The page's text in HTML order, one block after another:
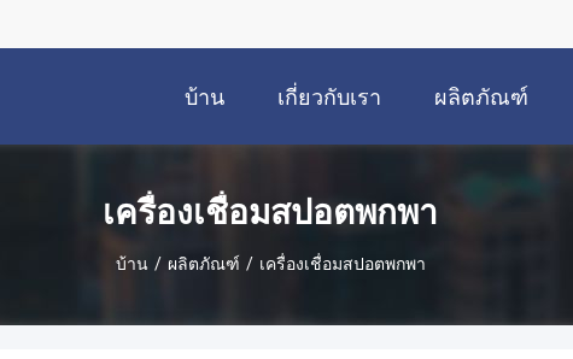
บ้าน เกี่ยวกับเรา ผลิตภัณฑ์
เครื่องเชื่อมสปอตพกพา
บ้าน / ผลิตภัณฑ์ / เครื่องเชื่อมสปอตพกพา